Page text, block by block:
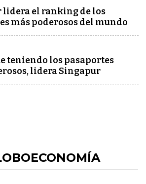
lidera el ranking de los
más poderosos del mundo
teniendo los pasaportes
lidera Singapur